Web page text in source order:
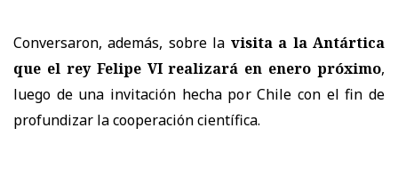
Conversaron, además, sobre la visita a la Antártica
que el rey Felipe VI realizará en enero próximo,
luego de una invitación hecha por Chile con el fin de
profundizar la cooperación científica.